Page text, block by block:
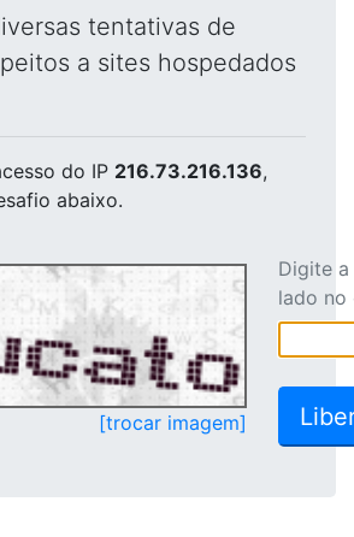
tentativas de
a sites hospedados
do IP 216.73.216.136,
abaixo.
[trocar imagem]
Digite
lado no